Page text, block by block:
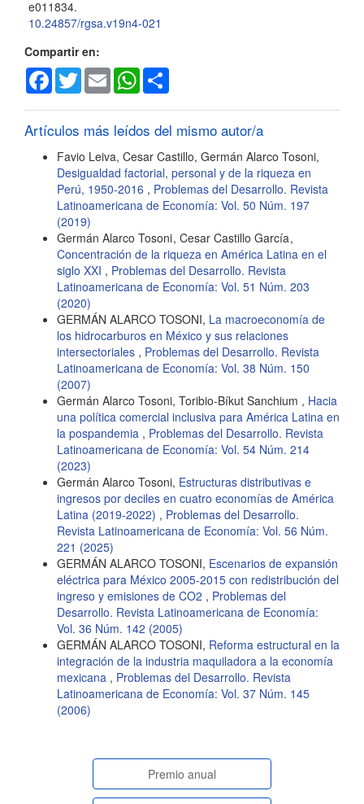
e011834.
10.24857/rgsa.v19n4-021
Compartir en:
Facebook
TwitterEmail WhatsApp
Artículos más leídos del mismo autor/a
Favio Leiva, Cesar Castillo, Germán Alarco Tosoni,
Desigualdad factorial, personal y de la riqueza en
Perú, 1950-2016 , Problemas del Desarrollo. Revista
Latinoamericana de Economía: Vol. 50 Núm. 197
(2019)
Germán Alarco Tosoni , Cesar Castillo García ,
Concentración de la riqueza en América Latina en el
siglo XXI , Problemas del Desarrollo. Revista
Latinoamericana de Economía: Vol. 51 Núm. 203
(2020)
GERMÁN ALARCO TOSONI, La macroeconomía de
los hidrocarburos en México y sus relaciones
intersectoriales , Problemas del Desarrollo. Revista
Latinoamericana de Economía: Vol. 38 Núm. 150
(2007)
Germán Alarco Tosoni, Toribio-Bíkut Sanchium , Hacia
una política comercial inclusiva para América Latina en
la pospandemia , Problemas del Desarrollo. Revista
Latinoamericana de Economía: Vol. 54 Núm. 214
(2023)
Germán Alarco Tosoni, Estructuras distributivas e
ingresos por deciles en cuatro economías de América
Latina (2019-2022) , Problemas del Desarrollo.
Revista Latinoamericana de Economía: Vol. 56 Núm.
221 (2025)
GERMÁN ALARCO TOSONI, Escenarios de expansión
eléctrica para México 2005-2015 con redistribución del
ingreso y emisiones de CO2 , Problemas del
Desarrollo. Revista Latinoamericana de Economía:
Vol. 36 Núm. 142 (2005)
GERMÁN ALARCO TOSONI, Reforma estructural en la
integración de la industria maquiladora a la economía
mexicana , Problemas del Desarrollo. Revista
Latinoamericana de Economía: Vol. 37 Núm. 145
(2006)
paginasespeciales
Premio anual